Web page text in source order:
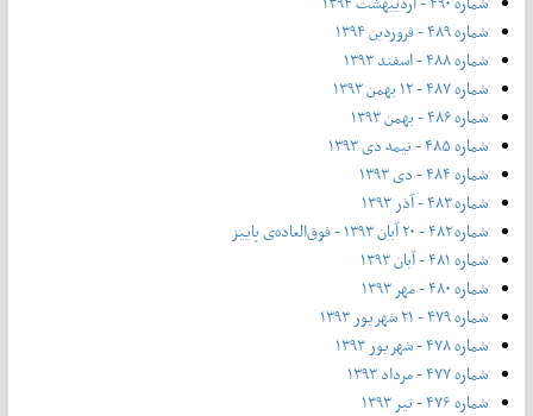
شماره ۴۸۹ - فروردین ۱۳۹۴
شماره ۴۸۸ - اسفند ۱۳۹۳
شماره ۴۸۷ - ۱۲ بهمن ۱۳۹۳
شماره ۴۸۶ - بهمن ۱۳۹۳
شماره ۴۸۵ - نیمه دی ۱۳۹۳
شماره ۴۸۴ - دی ۱۳۹۳
شماره ۴۸۳ - آذر ۱۳۹۳
شماره ۴۸۲ - ۲۰ آبان ۱۳۹۳ - فوق‌العاده‌ی پاییز
شماره ۴۸۱ - آبان ۱۳۹۳
شماره ۴۸۰ - مهر ۱۳۹۳
شماره ۴۷۹ - ۲۱ شهریور ۱۳۹۳
شماره ۴۷۸ - شهریور ۱۳۹۳
شماره ۴۷۷ - مرداد ۱۳۹۳
شماره ۴۷۶ - تیر ۱۳۹۳